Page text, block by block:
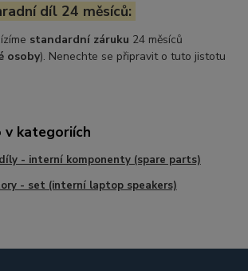
díl 24 měsíců:
standardní záruku 24 měsíců
osoby). Nenechte se připravit o tuto jistotu
v kategoriích
- interní komponenty (spare parts)
- set (interní laptop speakers)